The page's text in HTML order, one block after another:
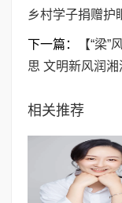
乡村学子捐赠护
下一篇：
【“梁
思 文明新风润湘
相关推荐